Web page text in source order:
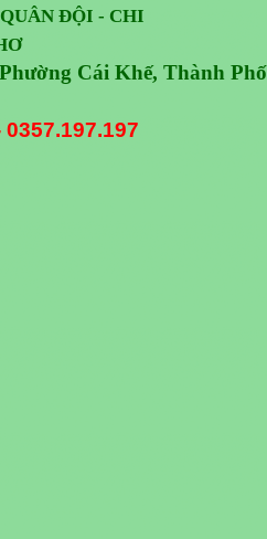
ĐỘI - CHI
Cái Khế, Thành Phố
0357.197.197